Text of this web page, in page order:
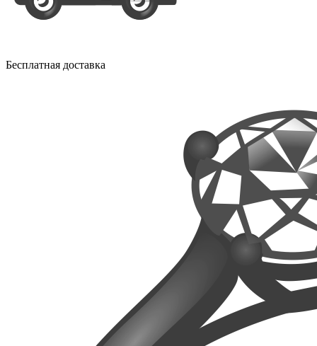
Бесплатная доставка